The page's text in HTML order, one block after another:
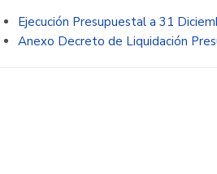
Ejecución Presupuestal a 31
Anexo Decreto de Liquidación